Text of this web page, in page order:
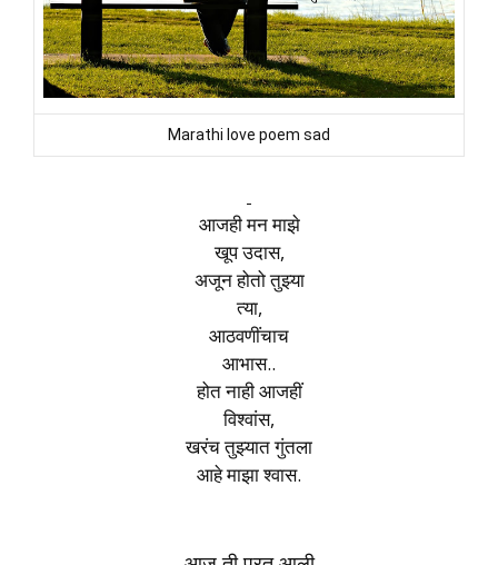
Marathi love poem sad
आजही मन माझे
खूप उदास,
अजून होतो तुझ्या
त्या,
आठवणींचाच
आभास..
होत नाही आजहीं
विश्वांस,
खरंच तुझ्यात गुंतला
आहे माझा श्वास.